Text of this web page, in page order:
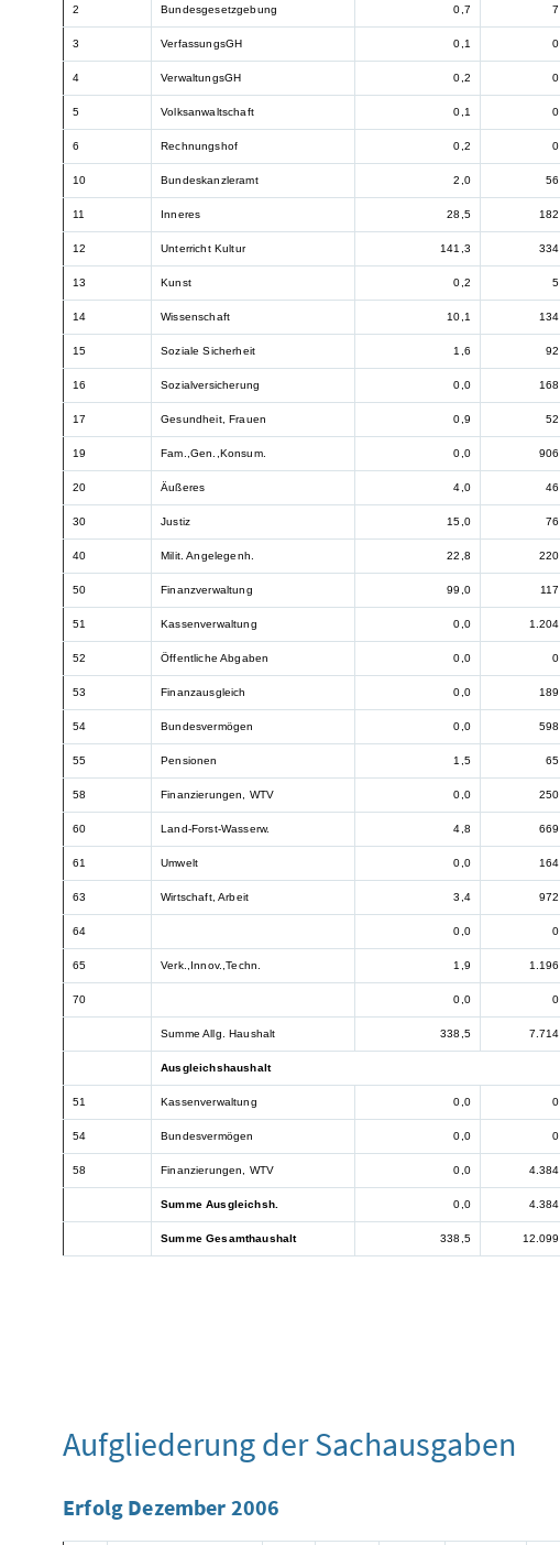
2 Bundesgesetzgebung 0,7
3 VerfassungsGH 0,1
4 VerwaltungsGH 0,2
5 Volksanwaltschaft 0,1
6 Rechnungshof 0,2
10 Bundeskanzleramt 2,0
11 Inneres 28,5
12 Unterricht Kultur 141,3
13 Kunst 0,2
14 Wissenschaft 10,1
15 Soziale Sicherheit 1,6
16 Sozialversicherung 0,0
17 Gesundheit, Frauen 0,9
19 Fam.,Gen.,Konsum. 0,0
20 Äußeres 4,0
30 Justiz 15,0
40 Milit. Angelegenh. 22,8
50 Finanzverwaltung 99,0
51 Kassenverwaltung 0,0
52 Öffentliche Abgaben 0,0
53 Finanzausgleich 0,0
54 Bundesvermögen 0,0
55 Pensionen 1,5
58 Finanzierungen, WTV 0,0
60 Land-Forst-Wasserw. 4,8
61 Umwelt 0,0
63 Wirtschaft, Arbeit 3,4
64 0,0
65 Verk.,Innov.,Techn. 1,9
70 0,0
Summe Allg. Haushalt 338,5
Ausgleichshaushalt
51 Kassenverwaltung 0,0
54 Bundesvermögen 0,0
58 Finanzierungen, WTV 0,0
Summe Ausgleichsh. 0,0
Summe Gesamthaushalt 338,5
Aufgliederung der Sachausgaben
Erfolg Dezember 2006